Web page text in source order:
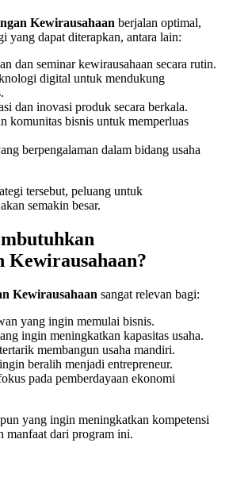
Kewirausahaan berjalan optimal,
yang dapat diterapkan, antara lain:
dan seminar kewirausahaan secara rutin.
digital untuk mendukung
dan inovasi produk secara berkala.
komunitas bisnis untuk memperluas
berpengalaman dalam bidang usaha
tersebut, peluang untuk
semakin besar.
Kewirausahaan?
Kewirausahaan sangat relevan bagi:
yang ingin memulai bisnis.
ingin meningkatkan kapasitas usaha.
membangun usaha mandiri.
beralih menjadi entrepreneur.
pada pemberdayaan ekonomi
yang ingin meningkatkan kompetensi
manfaat dari program ini.